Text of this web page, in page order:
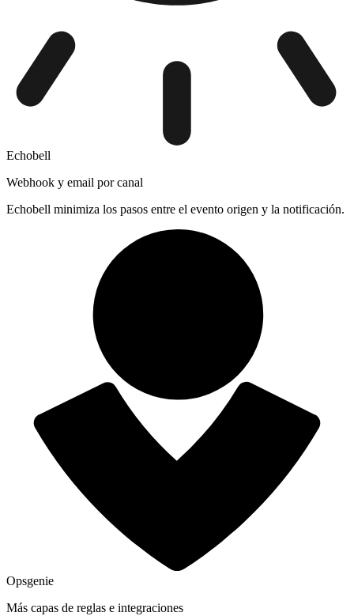
Echobell
Webhook y email por canal
Echobell minimiza los pasos entre el evento origen y la notificación.
Opsgenie
Más capas de reglas e integraciones